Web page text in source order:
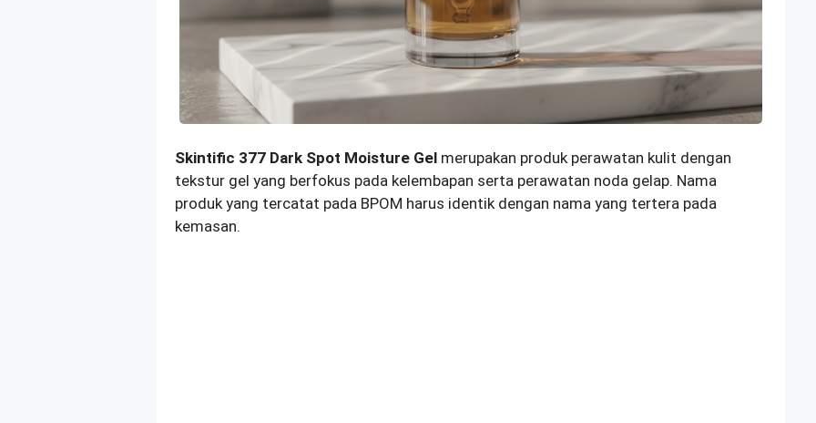
Skintific 377 Dark Spot Moisture Gel merupakan produk perawatan kulit dengan
tekstur gel yang berfokus pada kelembapan serta perawatan noda gelap. Nama
produk yang tercatat pada BPOM harus identik dengan nama yang tertera pada
kemasan.